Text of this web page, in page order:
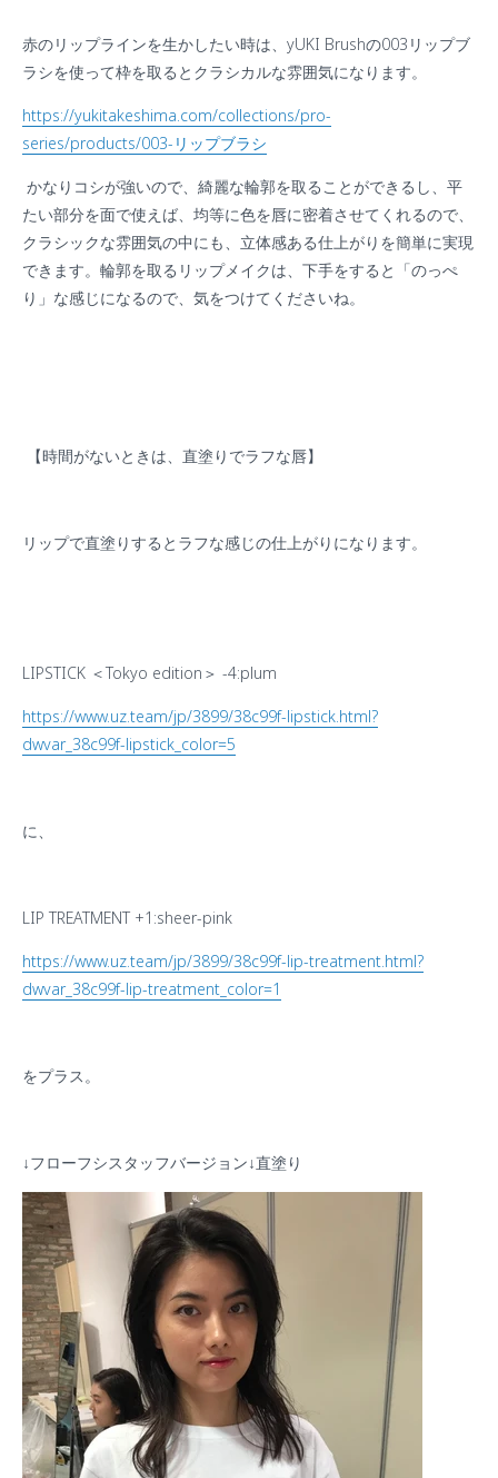
赤のリップラインを生かしたい時は、 yUKI Brushの003 リップブ
ラシを使って枠を取るとクラシカルな雰囲気になります。
https://yukitakeshima.com/collections/pro-
series/products/003- リップブラシ
かなりコシが強いので、綺麗な輪郭を取ることができるし、平
たい部分を面で使えば、均等に色を唇に密着させてくれるので、
クラシックな雰囲気の中にも、立体感ある仕上がりを簡単に実現
できます。輪郭を取るリップメイクは、下手をすると「のっぺ
り」な感じになるので、気をつけてくださいね。
【時間がないときは、直塗りでラフな唇】
リップで直塗りするとラフな感じの仕上がりになります。
LIPSTICK ＜Tokyo edition ＞ -4:plum
https://www.uz.team/jp/3899/38c99f-lipstick.html?
dwvar_38c99f-lipstick_color=5
に、
LIP TREATMENT +1:sheer-pink
https://www.uz.team/jp/3899/38c99f-lip-treatment.html?
dwvar_38c99f-lip-treatment_color=1
をプラス。
↓フローフシスタッフバージョン↓直塗り